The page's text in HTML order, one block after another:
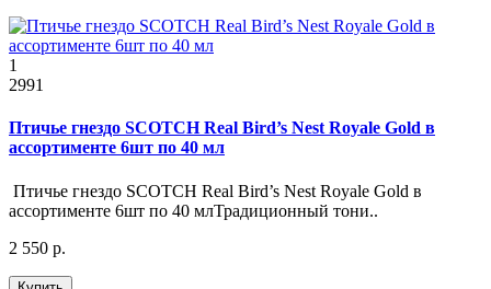
1
2991
Птичье гнездо SCOTCH Real Bird’s Nest Royale Gold в
ассортименте 6шт по 40 мл
Птичье гнездо SCOTCH Real Bird’s Nest Royale Gold в
ассортименте 6шт по 40 млТрадиционный тони..
2 550 р.